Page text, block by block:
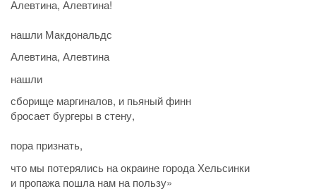
Алевтина, Алевтина!
нашли Макдональдс
Алевтина, Алевтина
нашли
сборище маргиналов, и пьяный финн
бросает бургеры в стену,
пора признать,
что мы потерялись на окраине города Хельсинки
и пропажа пошла нам на пользу»